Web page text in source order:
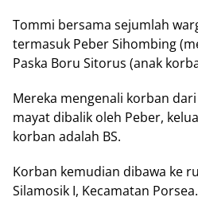
Tommi bersama sejumlah
termasuk Peber Sihombing
Paska Boru Sitorus (anak
Mereka mengenali korban
mayat dibalik oleh Peber,
korban adalah BS.
Korban kemudian dibawa ke
Silamosik I, Kecamatan Porsea.